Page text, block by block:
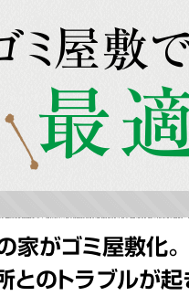
ミ屋敷
最
家がゴミ屋敷化。
とのトラブルが